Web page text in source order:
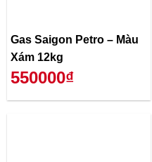
Gas Saigon Petro – Màu
Xám 12kg
550000₫